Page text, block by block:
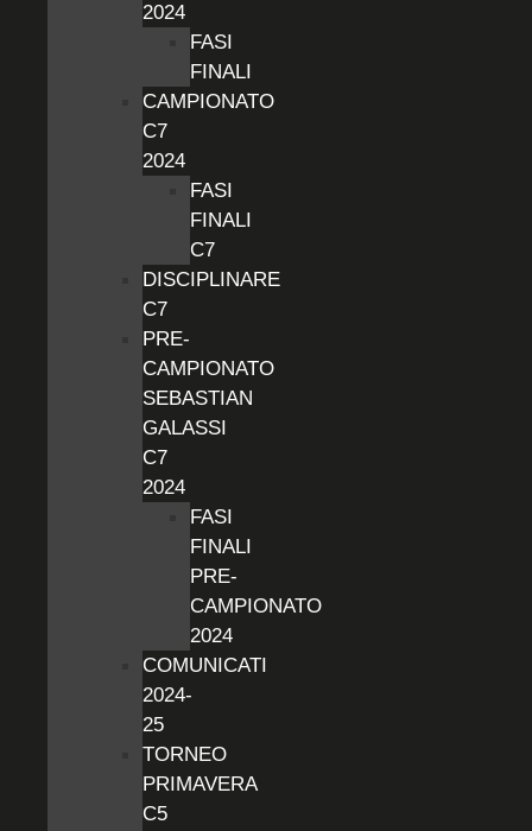
2024
FASI
FINALI
CAMPIONATO
C7
2024
FASI
FINALI
C7
DISCIPLINARE
C7
PRE-
CAMPIONATO
SEBASTIAN
GALASSI
C7
2024
FASI
FINALI
PRE-
CAMPIONATO
2024
COMUNICATI
2024-
25
TORNEO
PRIMAVERA
C5